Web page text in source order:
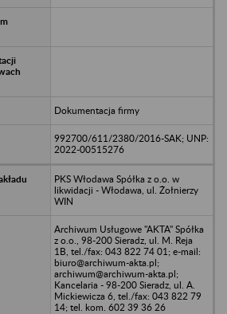
Dokumentacja firmy
992700/611/2380/2016-SAK; UNP:
2022-00515276
PKS Włodawa Spółka z o.o. w
likwidacji - Włodawa, ul. Żołnierzy
WIN
Archiwum Usługowe "AKTA" Spółka
z o.o., 98-200 Sieradz, ul. M. Reja
1B, tel./fax: 043 822 74 01; e-mail:
biuro@archiwum-akta.pl;
archiwum@archiwum-akta.pl;
Kancelaria - 98-200 Sieradz, ul. A.
Mickiewicza 6, tel./fax: 043 822 79
14; tel. kom. 602 39 36 26